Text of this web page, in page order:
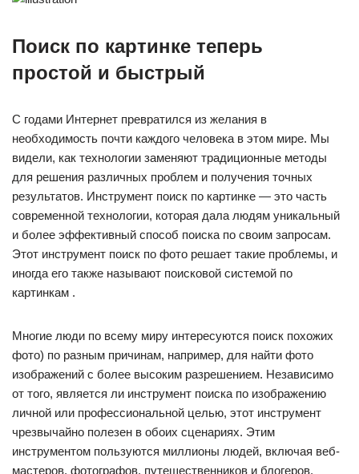
Поиск по картинке теперь
простой и быстрый
С годами Интернет превратился из желания в
необходимость почти каждого человека в этом мире. Мы
видели, как технологии заменяют традиционные методы
для решения различных проблем и получения точных
результатов. Инструмент поиск по картинке — это часть
современной технологии, которая дала людям уникальный
и более эффективный способ поиска по своим запросам.
Этот инструмент поиск по фото решает такие проблемы, и
иногда его также называют поисковой системой по
картинкам .
Многие люди по всему миру интересуются поиск похожих
фото) по разным причинам, например, для найти фото
изображений с более высоким разрешением. Независимо
от того, является ли инструмент поиска по изображению
личной или профессиональной целью, этот инструмент
чрезвычайно полезен в обоих сценариях. Этим
инструментом пользуются миллионы людей, включая веб-
мастеров, фотографов, путешественников и блогеров.